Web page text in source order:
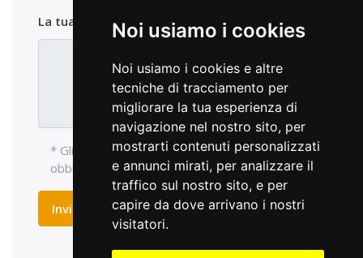
Noi usiamo i cookies
Noi usiamo i cookies e altre
tecniche di tracciamento per
migliorare la tua esperienza di
navigazione nel nostro sito, per
mostrarti contenuti personalizzati
e annunci mirati, per analizzare il
traffico sul nostro sito, e per
capire da dove arrivano i nostri
visitatori.
La tua opinione sul prodotto
* Gli elementi di ingresso con l'asterisco sono
obbligatori e devono essere compilati.
Inviare recensione